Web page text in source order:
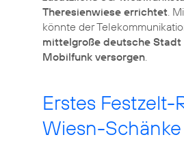
Theresienwiese errichtet .
könnte der
mittelgroße deutsche Stadt
Mobilfunk versorgen
Erstes
Wiesn-